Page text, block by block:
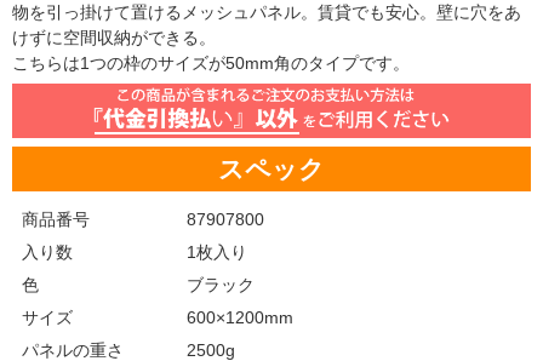
物を引っ掛けて置けるメッシュパネル。賃貸でも安心。壁に穴をあ
けずに空間収納ができる。
こちらは1つの枠のサイズが50mm角のタイプです。
スペック
商品番号
87907800
入り数
1枚入り
色
ブラック
サイズ
600×1200mm
パネルの重さ
2500g